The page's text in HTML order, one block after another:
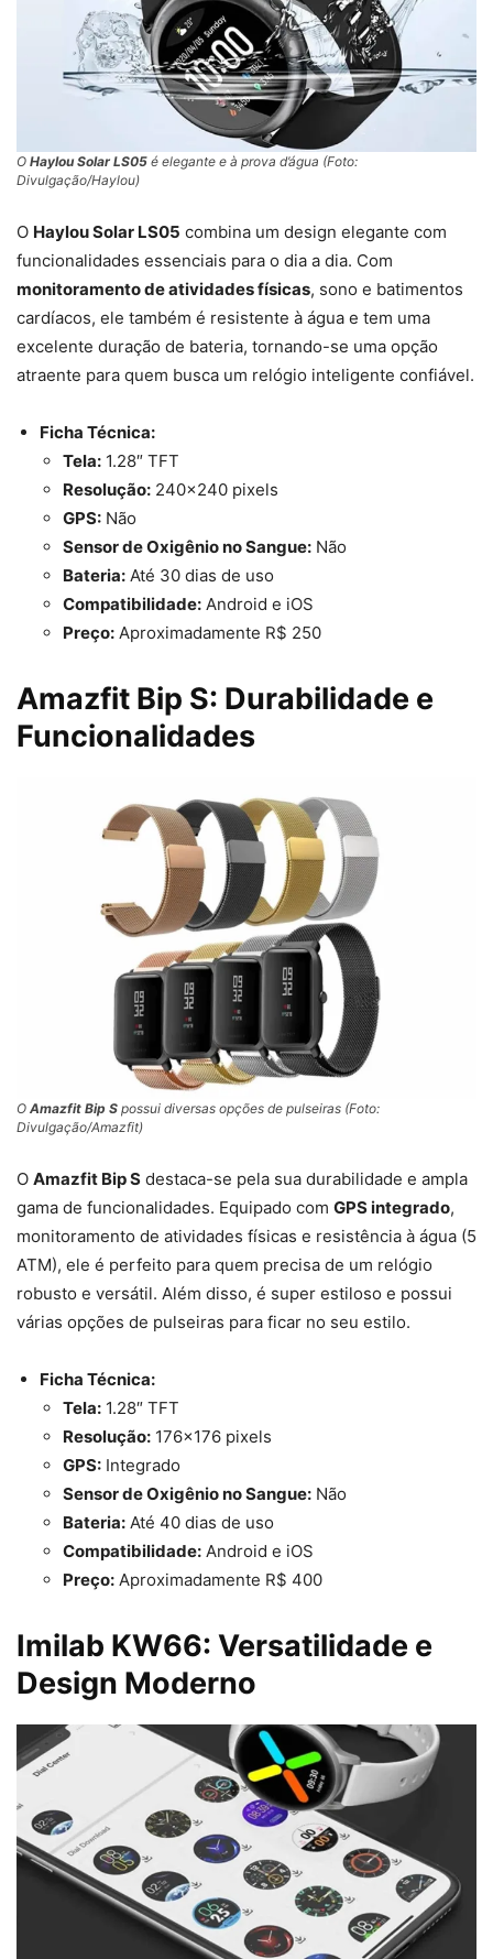
O Haylou Solar LS05 é elegante e à prova d’água (Foto:
Divulgação/Haylou)
O Haylou Solar LS05 combina um design elegante com
funcionalidades essenciais para o dia a dia. Com
monitoramento de atividades físicas, sono e batimentos
cardíacos, ele também é resistente à água e tem uma
excelente duração de bateria, tornando-se uma opção
atraente para quem busca um relógio inteligente confiável.
Ficha Técnica:
Tela: 1.28″ TFT
Resolução: 240×240 pixels
GPS: Não
Sensor de Oxigênio no Sangue: Não
Bateria: Até 30 dias de uso
Compatibilidade: Android e iOS
Preço: Aproximadamente R$ 250
Amazfit Bip S: Durabilidade e
Funcionalidades
O Amazfit Bip S possui diversas opções de pulseiras (Foto:
Divulgação/Amazfit)
O Amazfit Bip S destaca-se pela sua durabilidade e ampla
gama de funcionalidades. Equipado com GPS integrado,
monitoramento de atividades físicas e resistência à água (5
ATM), ele é perfeito para quem precisa de um relógio
robusto e versátil. Além disso, é super estiloso e possui
várias opções de pulseiras para ficar no seu estilo.
Ficha Técnica:
Tela: 1.28″ TFT
Resolução: 176×176 pixels
GPS: Integrado
Sensor de Oxigênio no Sangue: Não
Bateria: Até 40 dias de uso
Compatibilidade: Android e iOS
Preço: Aproximadamente R$ 400
Imilab KW66: Versatilidade e
Design Moderno